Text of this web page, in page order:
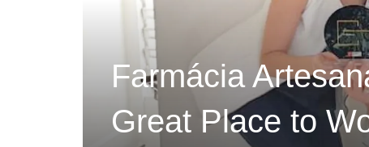
Farmácia
Great Place to